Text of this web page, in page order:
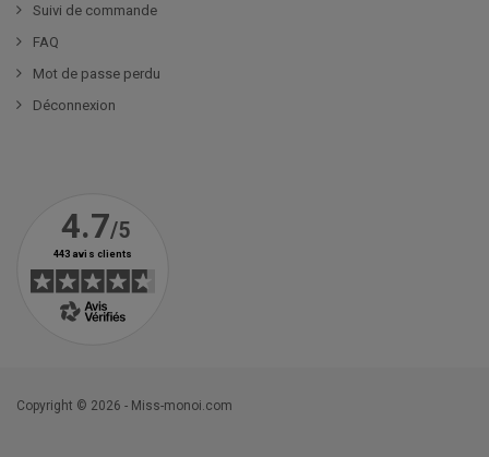
Suivi de commande
FAQ
Mot de passe perdu
Déconnexion
Copyright © 2026 - Miss-monoi.com